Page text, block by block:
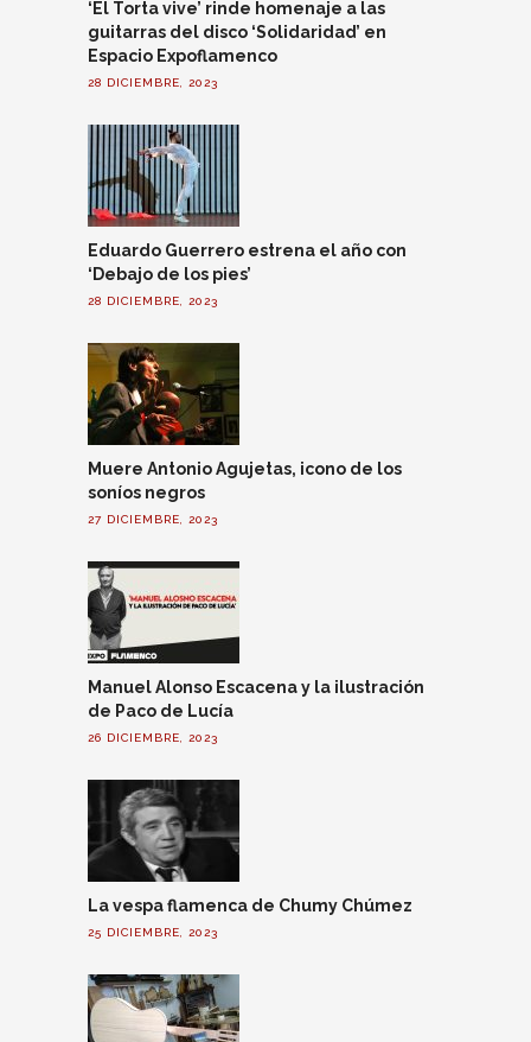
‘El Torta vive’ rinde homenaje a las
guitarras del disco ‘Solidaridad’ en
Espacio Expoflamenco
28 DICIEMBRE, 2023
Eduardo Guerrero estrena el año con
‘Debajo de los pies’
28 DICIEMBRE, 2023
Muere Antonio Agujetas, icono de los
soníos negros
27 DICIEMBRE, 2023
Manuel Alonso Escacena y la ilustración
de Paco de Lucía
26 DICIEMBRE, 2023
La vespa flamenca de Chumy Chúmez
25 DICIEMBRE, 2023